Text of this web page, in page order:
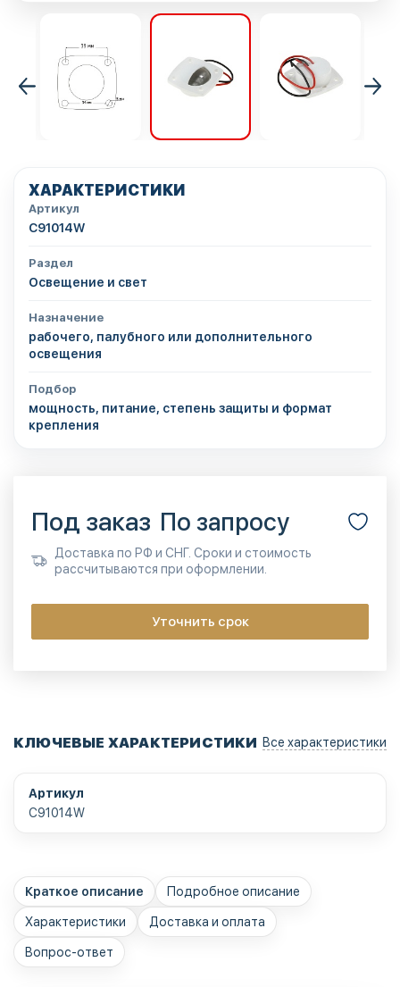
ХАРАКТЕРИСТИКИ
Артикул
C91014W
Раздел
Освещение и свет
Назначение
рабочего, палубного или дополнительного
освещения
Подбор
мощность, питание, степень защиты и формат
крепления
Под заказ По запросу
Доставка по РФ и СНГ. Сроки и стоимость
рассчитываются при оформлении.
Уточнить срок
КЛЮЧЕВЫЕ ХАРАКТЕРИСТИКИ Все характеристики
Артикул
C91014W
Краткое описание Подробное описание
Характеристики Доставка и оплата
Вопрос-ответ